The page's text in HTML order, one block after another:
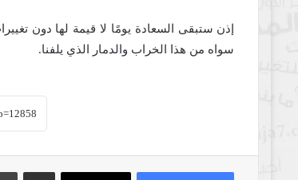
إذن ستبقى السعادة يومًا لا قيمة لها دون
سواه من هذا الخراب والدمار الذي يلفنا.
مشاركة عبر البريد